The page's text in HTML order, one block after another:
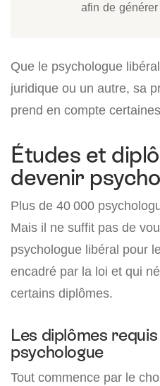
afin de
Que le psychologue
juridique ou un autre, sa
prend en compte
Études et
devenir
Plus de 40 000
Mais il ne suffit pas de
psychologue libéral pour
encadré par la loi et qui
certains diplômes.
Les diplômes
psychologue
Tout commence par le